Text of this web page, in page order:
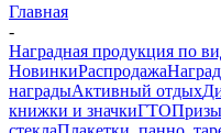
Главная
-
Наградная продукция по
НовинкиРаспродажа
наградыАктивный отдых
книжки и значкиГТОПризы